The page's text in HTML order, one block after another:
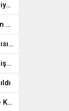
Mesane Kanserinde Hastaları Ameliyattan Kurtaran İlaç
Körfez’de tansiyon yükseldi: İran’dan ABD üslerine misilleme
Yeniden Refah’tan Bahçeli’nin çağrısına destek
“Filistin’deki siyonist işgal vahim gelişmelere gebe”
Üç Bakanın Ne Sözü Ne Gücü Nede Kudreti Yetmedi